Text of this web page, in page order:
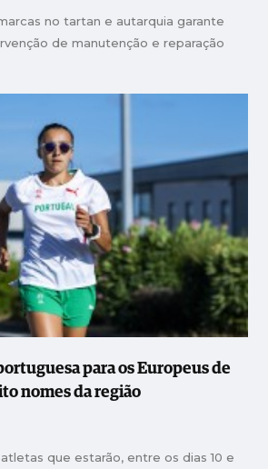
no tartan e autarquia garante
de manutenção e reparação
para os Europeus de
nomes da região
que estarão, entre os dias 10 e